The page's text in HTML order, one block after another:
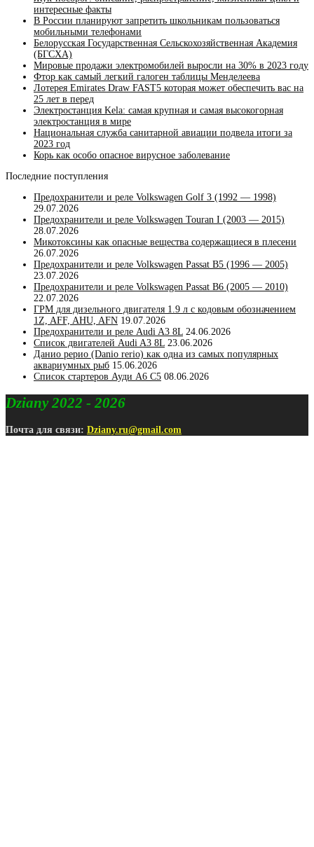
интересные факты
В России планируют запретить школьникам пользоваться
мобильными телефонами
Белорусская Государственная Сельскохозяйственная Академия
(БГСХА)
Мировые продажи электромобилей выросли на 30% в 2023 году
Фтор как самый легкий галоген таблицы Менделеева
Лотерея Emirates Draw FAST5 которая может обеспечить вас на
25 лет в перед
Электростанция Kela: самая крупная и самая высокогорная
электростанция в мире
Национальная служба санитарной авиации подвела итоги за
2023 год
Корь как особо опасное вирусное заболевание
Последние поступления
Предохранители и реле Volkswagen Golf 3 (1992 — 1998)
29.07.2026
Предохранители и реле Volkswagen Touran I (2003 — 2015)
28.07.2026
Микотоксины как опасные вещества содержащиеся в плесени
26.07.2026
Предохранители и реле Volkswagen Passat B5 (1996 — 2005)
23.07.2026
Предохранители и реле Volkswagen Passat B6 (2005 — 2010)
22.07.2026
ГРМ для дизельного двигателя 1.9 л с кодовым обозначением
1Z, AFF, AHU, AFN 19.07.2026
Предохранители и реле Audi A3 8L 24.06.2026
Список двигателей Audi A3 8L 23.06.2026
Данио рерио (Danio rerio) как одна из самых популярных
аквариумных рыб 15.06.2026
Список стартеров Ауди А6 С5 08.06.2026
Dziany 2022 - 2026
Почта для связи: Dziany.ru@gmail.com